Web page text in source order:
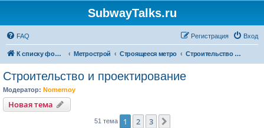
SubwayTalks.ru
FAQ Вход
Регистрация
К списку форумов Метрострой Строящееся метро Строительство и проектирование
Строительство и проектирование
Модератор: Nomernoy
Новая тема
51 тема 1 2 3